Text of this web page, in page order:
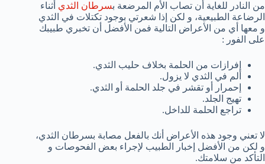
من النادر للغاية أن تصاب الأم المرضعة بسرطان الثدي أثناء
الرضاعة الطبيعية، و لكن إذا شعرتي بوجود تكتلات في الثدي
و معها أي من الأعراض التالية فمن الأفضل أن تخبري طبيبك
على الفور :
إفرازات من الحلمة بخلاف حليب الثدي.
ألم في الثدي لا يزول.
إحمرار أو تقشر في جلد الحلمة أو الثدي.
تهيج الجلد.
تراجع الحلمة للداخل.
لا تعني وجود هذه الأعراض أنك بالفعل مصابة بسرطان الثدي،
و لكن من الأفضل إخبار الطبيب لإجراء بعض الفحوصات و
التأكد من سلامتك.